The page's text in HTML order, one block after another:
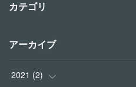
カテゴリ
アーカイブ
2021 (2)